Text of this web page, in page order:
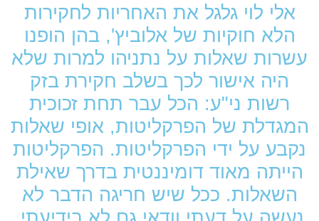
אלי לוי גלגל את האחריות לחקירות
הלא חוקיות של אלוביץ', בהן הופנו
עשרות שאלות על נתניהו למרות שלא
היה אישור לכך בשלב חקירת בזק
רשות ני"ע: הכל עבר תחת זכוכית
המגדלת של הפרקליטות, אופי שאלות
נקבע על ידי הפרקליטות. הפרקליטות
הייתה מאוד דומיננטית בדרך שאילת
השאלות. ככל שיש חריגה הדבר לא